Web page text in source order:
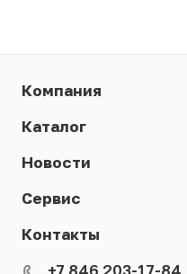
Компания
Каталог
Новости
Сервис
Контакты